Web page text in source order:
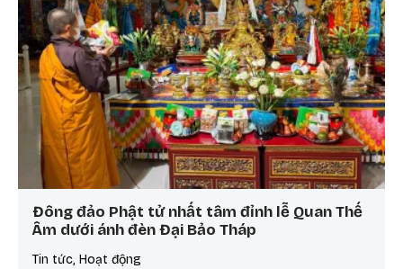
Đông đảo Phật tử nhất tâm đỉnh lễ Quan Thế
Âm dưới ánh đèn Đại Bảo Tháp
Tin tức, Hoạt động